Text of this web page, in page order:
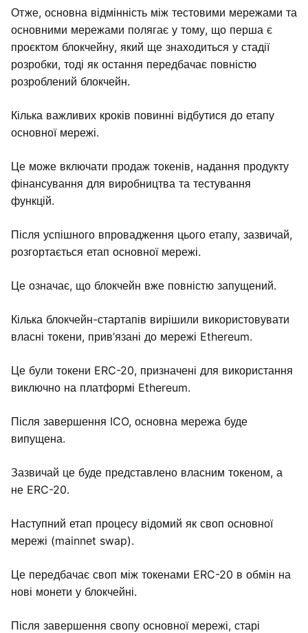
Отже, основна відмінність між тестовими мережами та
основними мережами полягає у тому, що перша є
проєктом блокчейну, який ще знаходиться у стадії
розробки, тоді як остання передбачає повністю
розроблений блокчейн.
Кілька важливих кроків повинні відбутися до етапу
основної мережі.
Це може включати продаж токенів, надання продукту
фінансування для виробництва та тестування
функцій.
Після успішного впровадження цього етапу, зазвичай,
розгортається етап основної мережі.
Це означає, що блокчейн вже повністю запущений.
Кілька блокчейн-стартапів вирішили використовувати
власні токени, прив’язані до мережі Ethereum.
Це були токени ERC-20, призначені для використання
виключно на платформі Ethereum.
Після завершення ICO, основна мережа буде
випущена.
Зазвичай це буде представлено власним токеном, а
не ERC-20.
Наступний етап процесу відомий як своп основної
мережі (mainnet swap).
Це передбачає своп між токенами ERC-20 в обмін на
нові монети у блокчейні.
Після завершення свопу основної мережі, старі